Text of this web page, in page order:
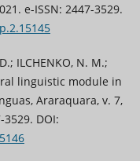
e-ISSN: 2447-3529.
ILCHENKO, N. M.;
linguistic module in
Araraquara, v. 7,
3529. DOI: